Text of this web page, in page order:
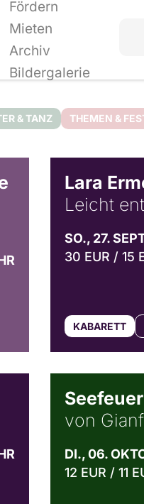
Fördern
Mieten
Archiv
Bildergalerie
& TANZ THEMEN &
Lara
Leicht
SO., 27.
30 EUR / 15
KABARETT
Seefeuer
von
DI., 06.
12 EUR / 11